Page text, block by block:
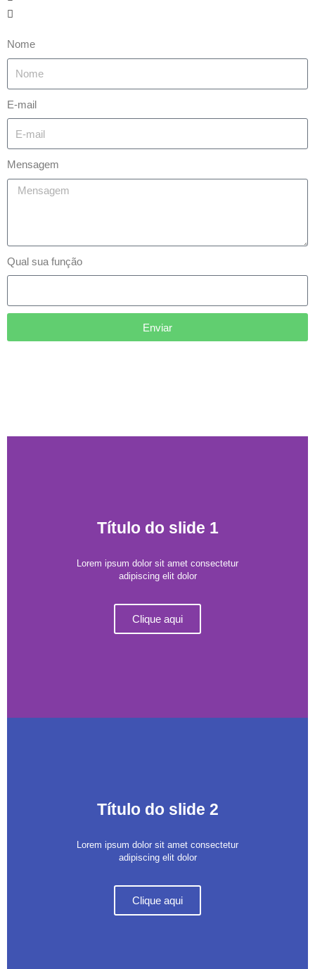
Nome
E-mail
Mensagem
Qual sua função
Enviar
Título do slide 1
Lorem ipsum dolor sit amet consectetur
adipiscing elit dolor
Clique aqui
Título do slide 2
Lorem ipsum dolor sit amet consectetur
adipiscing elit dolor
Clique aqui